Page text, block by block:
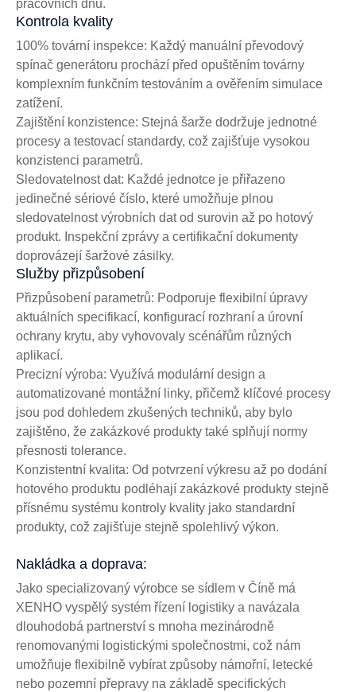
pracovních dnů.
Kontrola kvality
100% tovární inspekce: Každý manuální převodový
spínač generátoru prochází před opuštěním továrny
komplexním funkčním testováním a ověřením simulace
zatížení.
Zajištění konzistence: Stejná šarže dodržuje jednotné
procesy a testovací standardy, což zajišťuje vysokou
konzistenci parametrů.
Sledovatelnost dat: Každé jednotce je přiřazeno
jedinečné sériové číslo, které umožňuje plnou
sledovatelnost výrobních dat od surovin až po hotový
produkt. Inspekční zprávy a certifikační dokumenty
doprovázejí šaržové zásilky.
Služby přizpůsobení
Přizpůsobení parametrů: Podporuje flexibilní úpravy
aktuálních specifikací, konfigurací rozhraní a úrovní
ochrany krytu, aby vyhovovaly scénářům různých
aplikací.
Precizní výroba: Využívá modulární design a
automatizované montážní linky, přičemž klíčové procesy
jsou pod dohledem zkušených techniků, aby bylo
zajištěno, že zakázkové produkty také splňují normy
přesnosti tolerance.
Konzistentní kvalita: Od potvrzení výkresu až po dodání
hotového produktu podléhají zakázkové produkty stejně
přísnému systému kontroly kvality jako standardní
produkty, což zajišťuje stejně spolehlivý výkon.
Nakládka a doprava:
Jako specializovaný výrobce se sídlem v Číně má
XENHO vyspělý systém řízení logistiky a navázala
dlouhodobá partnerství s mnoha mezinárodně
renomovanými logistickými společnostmi, což nám
umožňuje flexibilně vybírat způsoby námořní, letecké
nebo pozemní přepravy na základě specifických